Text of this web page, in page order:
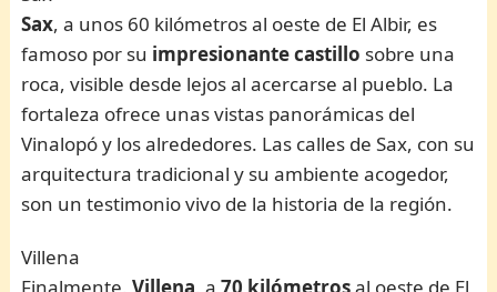
Sax, a unos 60 kilómetros al oeste de El Albir, es
famoso por su impresionante castillo sobre una
roca, visible desde lejos al acercarse al pueblo. La
fortaleza ofrece unas vistas panorámicas del
Vinalopó y los alrededores. Las calles de Sax, con su
arquitectura tradicional y su ambiente acogedor,
son un testimonio vivo de la historia de la región.
Villena